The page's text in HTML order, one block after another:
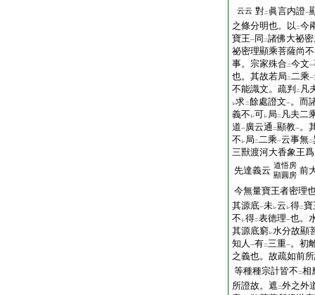
云云 對二 眞言内證一
之條分明也。以 二今
寶王一 同 二諸佛大祕
祕密理顯乘菩薩尚不
事。宗家殊合二今文一
也。其故若局 二二乘一
不能識文。疏判
二 凡
レ求 二餘處證文一。而
義不 レ可レ局 二 凡夫二
道一廣云通 二顯教一。
不 レ局 二二乘一云事無二
三獸渡河大香象王爲
先達義云 道悟房
顯圓房 前
今無量寶王者密理
其源底一未レ云 レ得二寶
不 レ得二表徳理一也。
其源底窮レ水分故顯
知人 一有二三重一。初
之義也。故疏如前
等種種宗計皆不 二相
所證故。遮 二外之外